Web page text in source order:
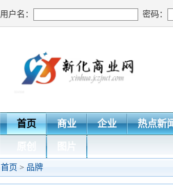
用户名： 密码：
首页 商业 企业 热点新
原创 图片
首页 > 品牌